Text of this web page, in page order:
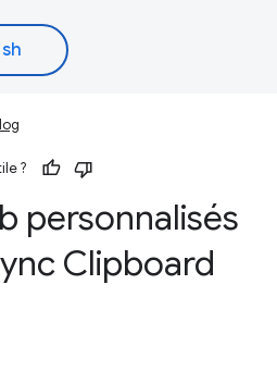
?
personnalisés
Clipboard